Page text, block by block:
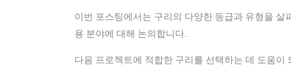
이번 포스팅에서는 구리의 다양한 등급과 유형을 살
용 분야에 대해 논의합니다..
다음 프로젝트에 적합한 구리를 선택하는 데 도움이